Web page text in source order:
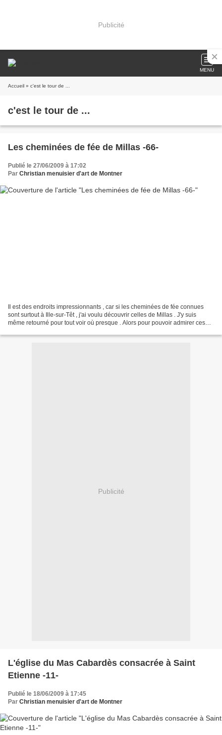
Publicité
MENU
Accueil » c'est le tour de ...
c'est le tour de ...
Les cheminées de fée de Millas -66-
Publié le 27/06/2009 à 17:02
Par Christian menuisier d'art de Montner
Il est des endroits impressionnants , car si les cheminées de fée connues
sont surtout à Ille-sur-Têt , j'ai voulu découvrir celles de Millas . J'y suis
même retourné pour tout voir où presque . Alors pour pouvoir admirer ces
Publicité
L'église du Mas Cabardès consacrée à Saint
Etienne -11-
Publié le 18/06/2009 à 17:45
Par Christian menuisier d'art de Montner